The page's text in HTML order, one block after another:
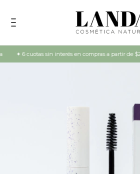
✦ 6 cuotas sin interés en compras a partir de